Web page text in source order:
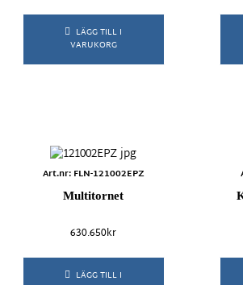
Mini City
Natur
Terra
Rostfritt stål Trä
LÄGG TILL I
VARUKORG
Art.nr: FLN-121002EPZ
Multitornet
630.650kr
LÄGG TILL I